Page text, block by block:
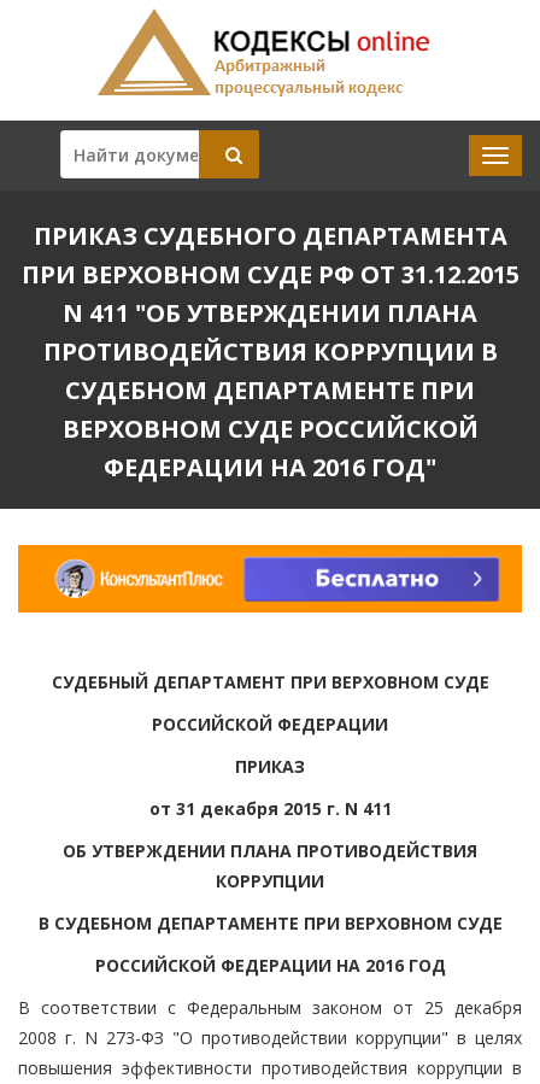
ПРИКАЗ СУДЕБНОГО ДЕПАРТАМЕНТА
ПРИ ВЕРХОВНОМ СУДЕ РФ ОТ 31.12.2015
N 411 "ОБ УТВЕРЖДЕНИИ ПЛАНА
ПРОТИВОДЕЙСТВИЯ КОРРУПЦИИ В
СУДЕБНОМ ДЕПАРТАМЕНТЕ ПРИ
ВЕРХОВНОМ СУДЕ РОССИЙСКОЙ
ФЕДЕРАЦИИ НА 2016 ГОД"
СУДЕБНЫЙ ДЕПАРТАМЕНТ ПРИ ВЕРХОВНОМ СУДЕ
РОССИЙСКОЙ ФЕДЕРАЦИИ
ПРИКАЗ
от 31 декабря 2015 г. N 411
ОБ УТВЕРЖДЕНИИ ПЛАНА ПРОТИВОДЕЙСТВИЯ
КОРРУПЦИИ
В СУДЕБНОМ ДЕПАРТАМЕНТЕ ПРИ ВЕРХОВНОМ СУДЕ
РОССИЙСКОЙ ФЕДЕРАЦИИ НА 2016 ГОД
В соответствии с Федеральным законом от 25 декабря
2008 г. N 273-ФЗ "О противодействии коррупции" в целях
повышения эффективности противодействия коррупции в